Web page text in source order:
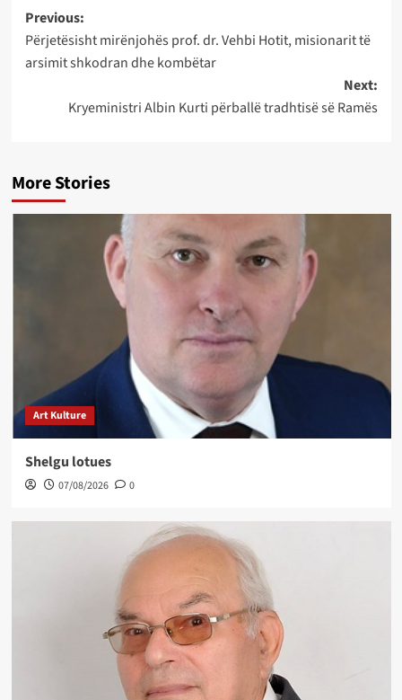
Post
navigation
Previous:
Përjetësisht mirënjohës prof. dr. Vehbi Hotit, misionarit të
arsimit shkodran dhe kombëtar
Next:
Kryeministri Albin Kurti përballë tradhtisë së Ramës
More Stories
Art Kulture
Shelgu lotues
07/08/2026 0